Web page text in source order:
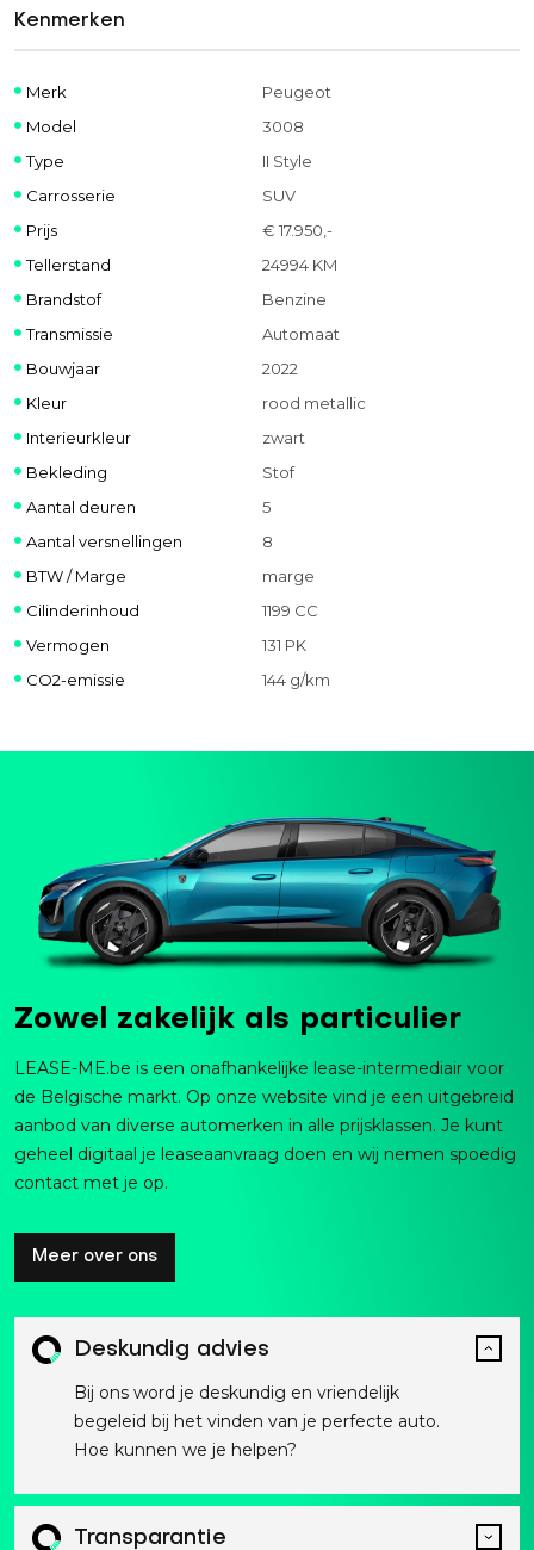
Kenmerken
Merk
Peugeot
Model
3008
Type
II Style
Carrosserie
SUV
Prijs
€ 17.950,-
Tellerstand
24994 KM
Brandstof
Benzine
Transmissie
Automaat
Bouwjaar
2022
Kleur
rood metallic
Interieurkleur
zwart
Bekleding
Stof
Aantal deuren
5
Aantal versnellingen
8
BTW / Marge
marge
Cilinderinhoud
1199 CC
Vermogen
131 PK
CO2-emissie
144 g/km
Zowel zakelijk als particulier
LEASE-ME.be is een onafhankelijke lease-intermediair voor
de Belgische markt. Op onze website vind je een uitgebreid
aanbod van diverse automerken in alle prijsklassen. Je kunt
geheel digitaal je leaseaanvraag doen en wij nemen spoedig
contact met je op.
Meer over ons
Deskundig advies
Bij ons word je deskundig en vriendelijk
begeleid bij het vinden van je perfecte auto.
Hoe kunnen we je helpen?
Transparantie